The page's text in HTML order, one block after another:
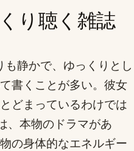
り聴く雑誌
静かで、ゆっくりとし
書くことが多い。彼女
どまっているわけでは
、本物のドラマがあ
の身体的なエネルギー